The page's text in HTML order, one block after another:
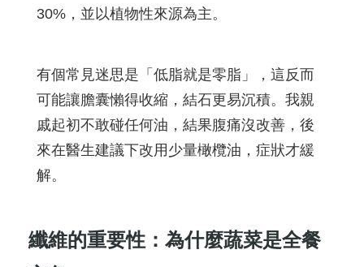
30%，並以植物性來源為主。
有個常見迷思是「低脂就是零脂」，這反而
可能讓膽囊懶得收縮，結石更易沉積。我親
戚起初不敢碰任何油，結果腹痛沒改善，後
來在醫生建議下改用少量橄欖油，症狀才緩
解。
纖維的重要性：為什麼蔬菜是全餐